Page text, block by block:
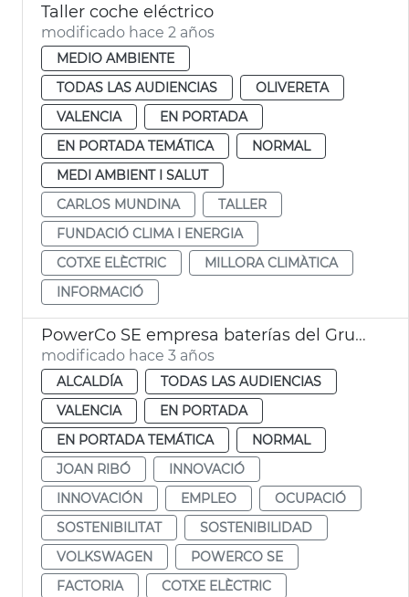
Taller coche eléctrico
modificado hace 2 años
MEDIO AMBIENTE
TODAS LAS AUDIENCIAS
OLIVERETA
VALENCIA
EN PORTADA
EN PORTADA TEMÁTICA
NORMAL
MEDI AMBIENT I SALUT
CARLOS MUNDINA
TALLER
FUNDACIÓ CLIMA I ENERGIA
COTXE ELÈCTRIC
MILLORA CLIMÀTICA
INFORMACIÓ
PowerCo SE empresa baterías del Grupo Volkswagen
modificado hace 3 años
ALCALDÍA
TODAS LAS AUDIENCIAS
VALENCIA
EN PORTADA
EN PORTADA TEMÁTICA
NORMAL
JOAN RIBÓ
INNOVACIÓ
INNOVACIÓN
EMPLEO
OCUPACIÓ
SOSTENIBILITAT
SOSTENIBILIDAD
VOLKSWAGEN
POWERCO SE
FACTORIA
COTXE ELÈCTRIC